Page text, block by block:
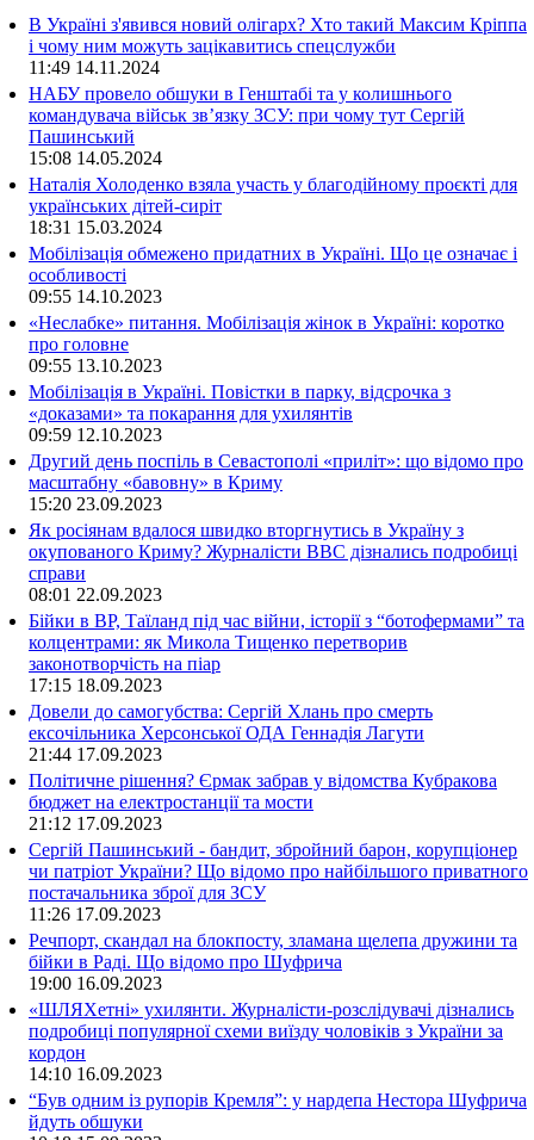
В Україні з'явився новий олігарх? Хто такий Максим Кріппа
і чому ним можуть зацікавитись спецслужби
11:49 14.11.2024
НАБУ провело обшуки в Генштабі та у колишнього
командувача військ зв’язку ЗСУ: при чому тут Сергій
Пашинський
15:08 14.05.2024
Наталія Холоденко взяла участь у благодійному проєкті для
українських дітей-сиріт
18:31 15.03.2024
Мобілізація обмежено придатних в Україні. Що це означає і
особливості
09:55 14.10.2023
«Неслабке» питання. Мобілізація жінок в Україні: коротко
про головне
09:55 13.10.2023
Мобілізація в Україні. Повістки в парку, відсрочка з
«доказами» та покарання для ухилянтів
09:59 12.10.2023
Другий день поспіль в Севастополі «приліт»: що відомо про
масштабну «бавовну» в Криму
15:20 23.09.2023
Як росіянам вдалося швидко вторгнутись в Україну з
окупованого Криму? Журналісти ВВС дізнались подробиці
справи
08:01 22.09.2023
Бійки в ВР, Таїланд під час війни, історії з “ботофермами” та
колцентрами: як Микола Тищенко перетворив
законотворчість на піар
17:15 18.09.2023
Довели до самогубства: Сергій Хлань про смерть
ексочільника Херсонської ОДА Геннадія Лагути
21:44 17.09.2023
Політичне рішення? Єрмак забрав у відомства Кубракова
бюджет на електростанції та мости
21:12 17.09.2023
Сергій Пашинський - бандит, збройний барон, корупціонер
чи патріот України? Що відомо про найбільшого приватного
постачальника зброї для ЗСУ
11:26 17.09.2023
Речпорт, скандал на блокпосту, зламана щелепа дружини та
бійки в Раді. Що відомо про Шуфрича
19:00 16.09.2023
«ШЛЯХетні» ухилянти. Журналісти-розслідувачі дізнались
подробиці популярної схеми виїзду чоловіків з України за
кордон
14:10 16.09.2023
“Був одним із рупорів Кремля”: у нардепа Нестора Шуфрича
йдуть обшуки